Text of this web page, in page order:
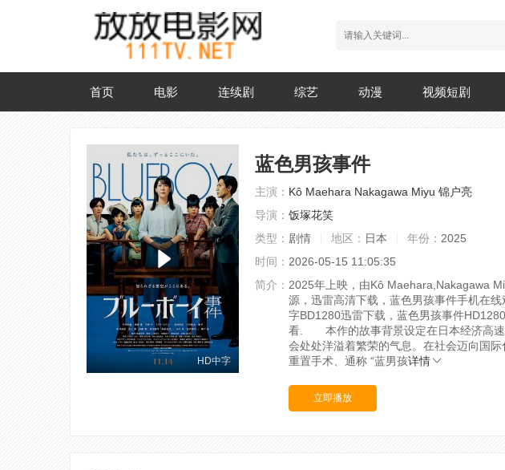
首页 电影 连续剧 综艺 动漫 视频短剧
HD中字
蓝色男孩事件
主演： Kô Maehara Nakagawa Miyu 锦户亮
导演： 饭塚花笑
类型： 剧情 地区： 日本 年份： 2025
时间： 2026-05-15 11:05:35
简介： 2025年上映，由Kô Maehara,Nakagawa
源，迅雷高清下载，蓝色男孩事件手机在
字BD1280迅雷下载，蓝色男孩事件
看.
本作的故事背景设定在日本经济高
会处处洋溢着繁荣的气息。在社会迈向国
重置手术、通称 “蓝男孩详情
立即播放